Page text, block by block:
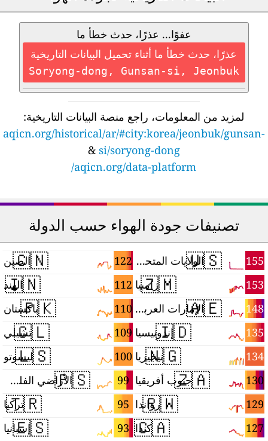
عفوًا... عذرًا، حدث خطأ ما
عذرًا، حدث خطأ ما أثناء تحميل البيانات التاريخية
Soryong-dong, Gunsan-si, Jeonbuk
لمزيد من المعلومات، راجع منصة البيانات التاريخية:
aqicn.org/historical/ar/#city:korea/jeonbuk/gunsan-
si/soryong-dong
&
aqicn.org/data-platform/
تصنيفات جودة الهواء حسب الدولة
🇺🇸 155 الولايات المتحدة
🇿🇲 153 زامبيا
🇦🇪 148 الإمارات العربية المتحدة
🇮🇩 135 إندونيسيا
🇳🇬 134 نيجيريا
🇿🇦 130 جنوب أفريقيا
🇷🇼 129 رواندا
🇨🇦 127 كندا
🇨🇳 122 الصين
🇮🇳 112 الهند
🇵🇰 110 باكستان
🇨🇱 109 تشيلي
🇱🇸 100 ليسوتو
🇵🇸 99 الأراضي الفلسطينية
🇹🇷 95 تركيا
🇪🇸 93 إسبانيا